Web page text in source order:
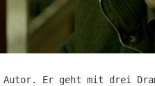
Er geht mit drei